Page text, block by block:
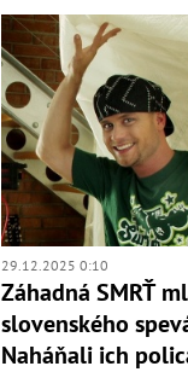
29.12.2025 0:10
Záhadná SMRŤ
slovenského
Naháňali ich